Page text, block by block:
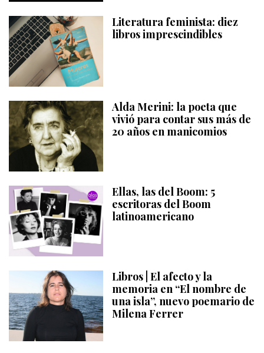
Literatura feminista: diez
libros imprescindibles
Alda Merini: la poeta que
vivió para contar sus más de
20 años en manicomios
Ellas, las del Boom: 5
escritoras del Boom
latinoamericano
Libros | El afecto y la
memoria en “El nombre de
una isla”, nuevo poemario de
Milena Ferrer